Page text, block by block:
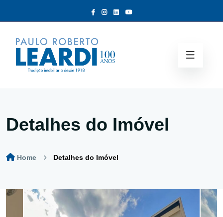
Detalhes do Imóvel
Home Detalhes do Imóvel